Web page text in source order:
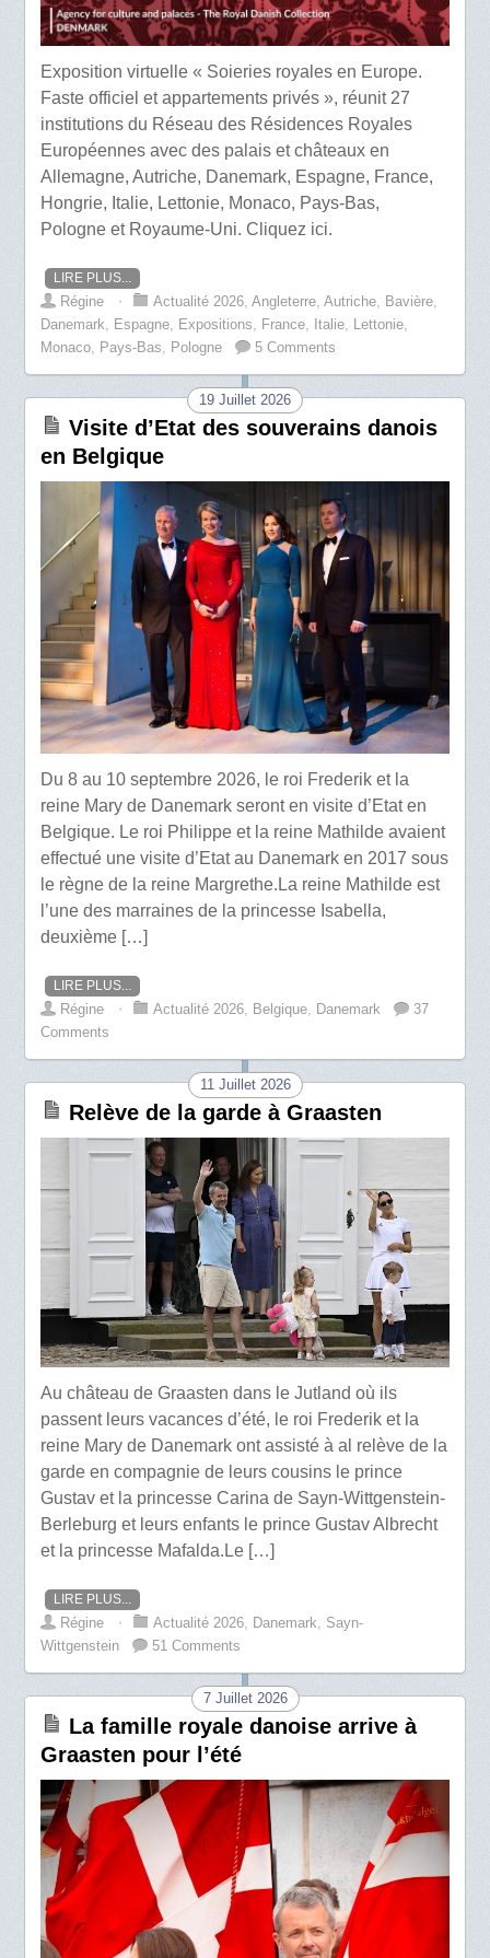
Exposition virtuelle « Soieries royales en Europe.
Faste officiel et appartements privés », réunit 27
institutions du Réseau des Résidences Royales
Européennes avec des palais et châteaux en
Allemagne, Autriche, Danemark, Espagne, France,
Hongrie, Italie, Lettonie, Monaco, Pays-Bas,
Pologne et Royaume-Uni. Cliquez ici.
LIRE PLUS...
Régine ⋅ Actualité 2026,Angleterre,Autriche, Bavière,
Danemark, Espagne, Expositions, France, Italie, Lettonie,
Monaco, Pays-Bas, Pologne 5 Comments
19 Juillet 2026
Visite d’Etat des souverains danois
en Belgique
Du 8 au 10 septembre 2026, le roi Frederik et la
reine Mary de Danemark seront en visite d’Etat en
Belgique. Le roi Philippe et la reine Mathilde avaient
effectué une visite d’Etat au Danemark en 2017 sous
le règne de la reine Margrethe.La reine Mathilde est
l’une des marraines de la princesse Isabella,
deuxième […]
LIRE PLUS...
Régine ⋅ Actualité 2026, Belgique, Danemark
37
Comments
11 Juillet 2026
Relève de la garde à Graasten
Au château de Graasten dans le Jutland où ils
passent leurs vacances d’été, le roi Frederik et la
reine Mary de Danemark ont assisté à al relève de la
garde en compagnie de leurs cousins le prince
Gustav et la princesse Carina de Sayn-Wittgenstein-
Berleburg et leurs enfants le prince Gustav Albrecht
et la princesse Mafalda.Le […]
LIRE PLUS...
Régine ⋅ Actualité 2026, Danemark, Sayn-
Wittgenstein
51 Comments
7 Juillet 2026
La famille royale danoise arrive à
Graasten pour l’été